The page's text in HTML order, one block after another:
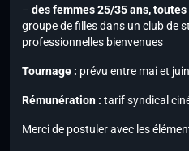
– des femmes 25/35 ans,
groupe de filles dans un club de
professionnelles bienvenues
Tournage : prévu entre mai et
Rémunération : tarif syndical
Merci de postuler avec les